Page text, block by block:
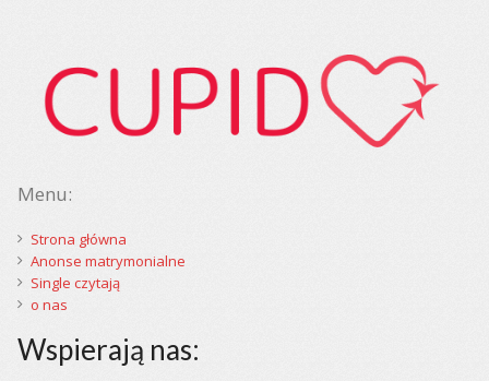
Menu:
Strona główna
Anonse matrymonialne
Single czytają
o nas
Wspierają nas: